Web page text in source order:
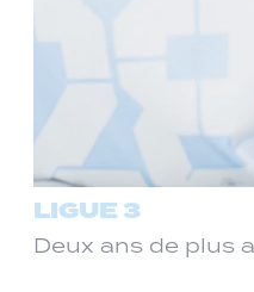
LIGUE 3
Deux ans de plus